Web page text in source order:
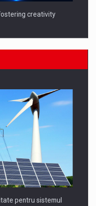
creativity
- Technology and…
pentru sistemul